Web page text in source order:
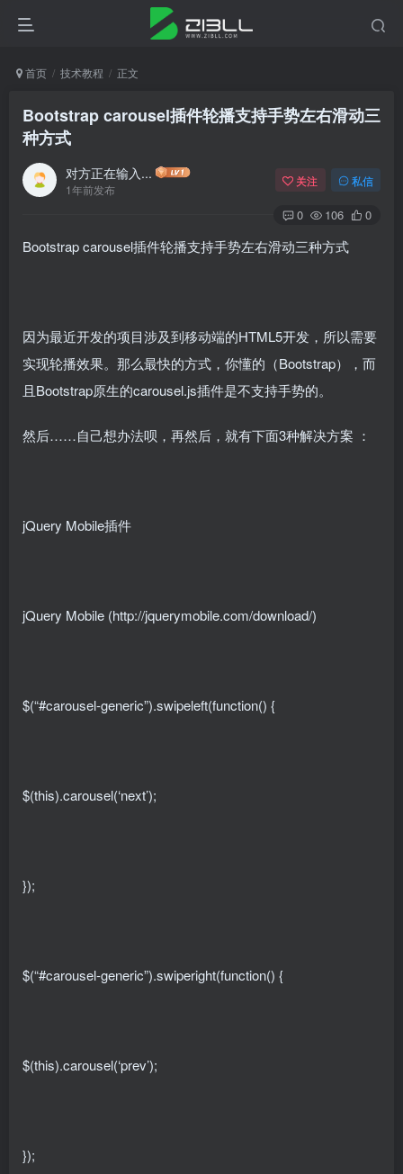
首页 技术教程 正文
Bootstrap carousel插件轮播支持手势左右滑动三
种方式
对方正在输入...
1年前发布
关注 私信
0 106 0
Bootstrap carousel插件轮播支持手势左右滑动三种方式
因为最近开发的项目涉及到移动端的HTML5开发，所以需要
实现轮播效果。那么最快的方式，你懂的（Bootstrap），而
且Bootstrap原生的carousel.js插件是不支持手势的。
然后……自己想办法呗，再然后，就有下面3种解决方案 ：
jQuery Mobile插件
jQuery Mobile (http://jquerymobile.com/download/)
$(“#carousel-generic”).swipeleft(function() {
$(this).carousel(‘next’);
});
$(“#carousel-generic”).swiperight(function() {
$(this).carousel(‘prev’);
});